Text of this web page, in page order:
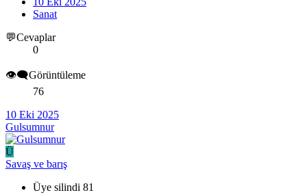
Sanat
💬Cevaplar
0
👁️‍🗨️Görüntüleme
76
10 Eki 2025
Gulsumnur
Ü
Savaş ve barış
Üye silindi 81